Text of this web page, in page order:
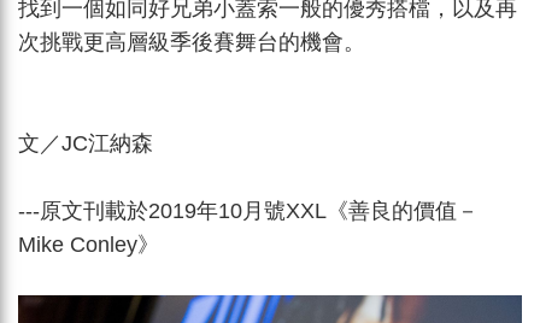
找到一個如同好兄弟小蓋索一般的優秀搭檔，以及再
次挑戰更高層級季後賽舞台的機會。
文／JC江納森
---原文刊載於2019年10月號XXL《善良的價值－
Mike Conley》